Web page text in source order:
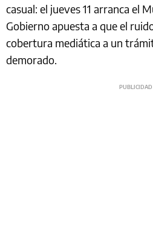
casual: el jueves 11 arranca el
Gobierno apuesta a que el
cobertura mediática a un
demorado.